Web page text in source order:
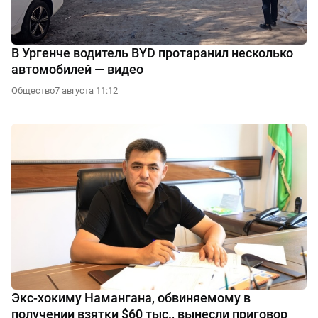
В Ургенче водитель BYD протаранил несколько
автомобилей — видео
Общество7 августа 11:12
Экс-хокиму Намангана, обвиняемому в
получении взятки $60 тыс., вынесли приговор